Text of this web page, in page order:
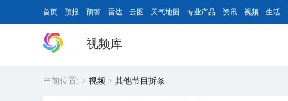
首页 预报 预警 雷达 云图 天气地图 专业产品 资讯 视频 生活
视频库
当前位置: > 视频 > 其他节目拆条